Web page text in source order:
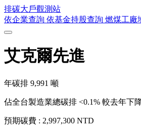
排碳大戶觀測站
依企業查詢 依基金持股查詢 燃煤工廠
艾克爾先進
年碳排 9,991 噸
佔全台製造業總碳排 <0.1% 較去年下
預期碳費 : 2,997,300 NTD